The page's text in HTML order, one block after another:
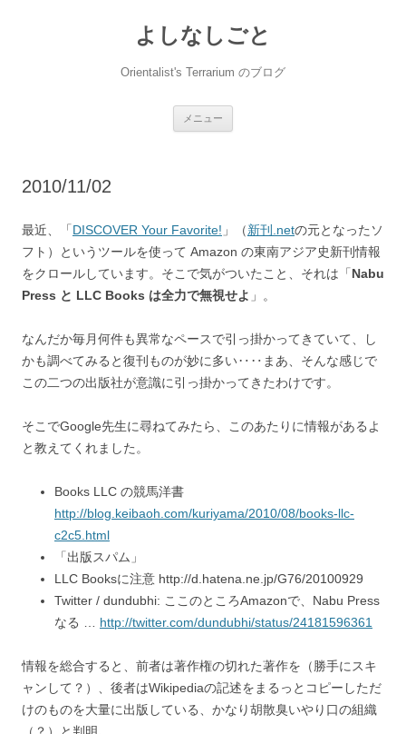
よしなしごと
Orientalist's Terrarium のブログ
メニュー
2010/11/02
最近、「DISCOVER Your Favorite! 」（新刊.netの元となったソ
フト）というツールを使って Amazon の東南アジア史新刊情報
をクロールしています。そこで気がついたこと、それは「Nabu
Press と LLC Books は全力で無視せよ 」。
なんだか毎月何件も異常なペースで引っ掛かってきていて、し
かも調べてみると復刊ものが妙に多い‥‥まあ、そんな感じで
この二つの出版社が意識に引っ掛かってきたわけです。
そこでGoogle先生に尋ねてみたら、このあたりに情報があるよ
と教えてくれました。
Books LLC の競馬洋書
http://blog.keibaoh.com/kuriyama/2010/08/books-llc-
c2c5.html
「出版スパム」
LLC Booksに注意 http://d.hatena.ne.jp/G76/20100929
Twitter / dundubhi: ここのところAmazonで、Nabu Press
なる … http://twitter.com/dundubhi/status/24181596361
情報を総合すると、前者は著作権の切れた著作を（勝手にスキ
ャンして？）、後者はWikipediaの記述をまるっとコピーしただ
けのものを大量に出版している、かなり胡散臭いやり口の組織